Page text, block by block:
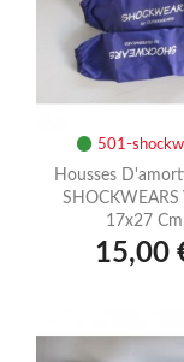
501-
Housses
SHOCKWEARS
17x27 Cm
15,00